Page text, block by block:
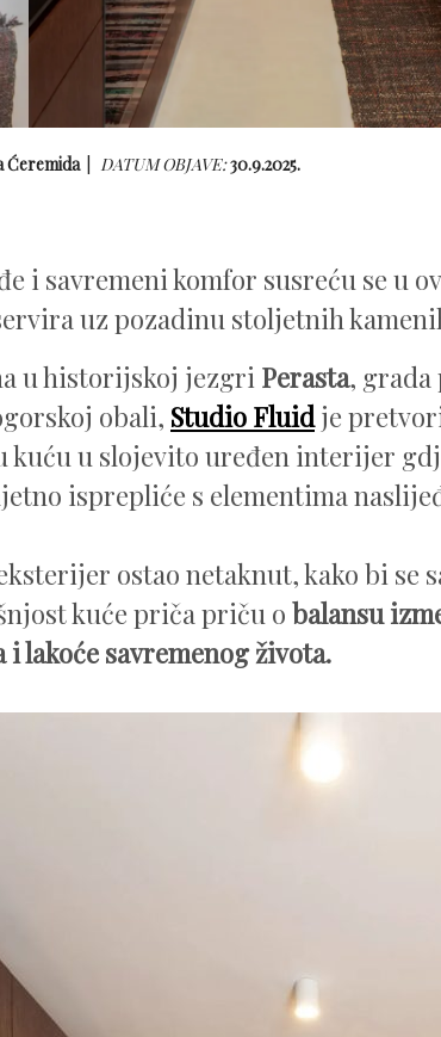
Ćeremida DATUM OBJAVE:30.9.2025.
i savremeni komfor susreću se u
uz pozadinu stoljetnih
u historijskoj jezgri Perasta, grada
obali, Studio Fluidje
kuću u slojevito uređen interijer
isprepliće s elementima
ostao netaknut, kako bi se
kuće priča priču o balansu
i lakoće savremenog života.